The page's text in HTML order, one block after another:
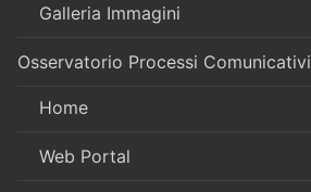
Galleria Immagini
Osservatorio Processi Comunicativi
Home
Web Portal